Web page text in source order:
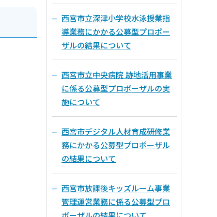
西宮市立深津小学校水泳授業指
導業務にかかる公募型プロポー
ザルの結果について
西宮市立中央病院 跡地活用事業
に係る公募型プロポーザルの実
施について
西宮市デジタル人材育成研修業
務にかかる公募型プロポーザル
の結果について
西宮市放課後キッズルーム事業
管理運営業務に係る公募型プロ